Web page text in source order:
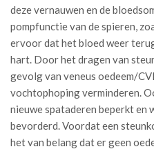
deze vernauwen en de
pompfunctie van de spieren,
ervoor dat het bloed weer
hart. Door het dragen van
gevolg van veneus oedeem/
vochtophoping verminderen.
nieuwe spataderen beperkt en
bevorderd. Voordat een
het van belang dat er geen